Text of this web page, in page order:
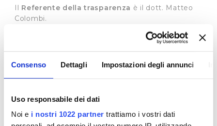
Consenso Dettagli Impostazioni degli annunci
Uso responsabile dei dati
Noi e i nostri 1022 partner trattiamo i vostri dati
Il Referente della trasparenza è il dott. Matteo
Colombi.
Il recapito appositamente dedicato alla
presentazione di dette istante è il seguente:
accessocivico@publiacqua.it
qualificato e deve essere soddisfatta entro 30
dell’informazione o del dato richiesto sul sito